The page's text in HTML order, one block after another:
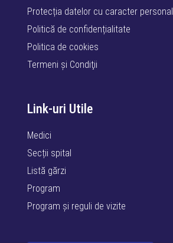
Protecția datelor cu caracter personal
Politică de confidențialitate
Politica de cookies
Termeni şi Condiţii
Link-uri Utile
Medici
Secții spital
Listă gărzi
Program
Program și reguli de vizite